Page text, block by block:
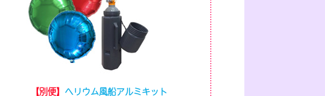
【別便】 ヘリウム風船アルミキット